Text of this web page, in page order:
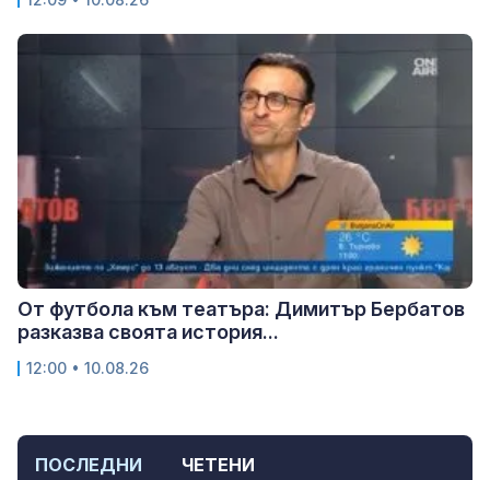
ПОСЛЕДНИ ЧЕТЕНИ
От футбола към театъра: Димитър Бербатов
разказва своята история...
12:00 • 10.08.26